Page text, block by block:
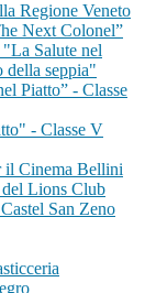
Regione Veneto
Next Colonel”
Salute nel
seppia"
Piatto” - Classe
- Classe V
il Cinema Bellini
Lions Club
San Zeno